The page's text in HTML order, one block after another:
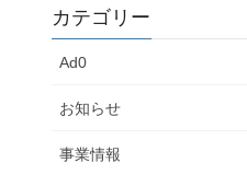
カテゴリー
Ad0
お知らせ
事業情報